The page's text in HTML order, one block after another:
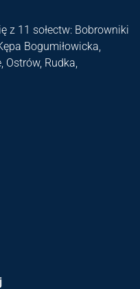
z 11 sołectw: Bobrowniki
Bogumiłowicka,
Ostrów, Rudka,